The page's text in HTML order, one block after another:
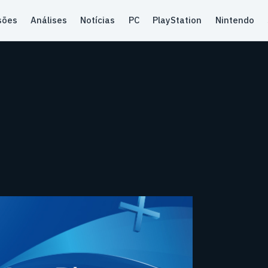
Análises Notícias PC PlayStation Nintendo